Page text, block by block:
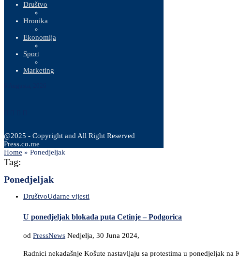
Društvo
Hronika
Ekonomija
Sport
Marketing
@2025 - Copyright and All Right Reserved
Press.co.me
Home » Ponedjeljak
Tag:
Ponedjeljak
DruštvoUdarne vijesti
U ponedjeljak blokada puta Cetinje – Podgorica
od PressNews Nedjelja, 30 Juna 2024,
Radnici nekadašnje Košute nastavljaju sa protestima u ponedjeljak